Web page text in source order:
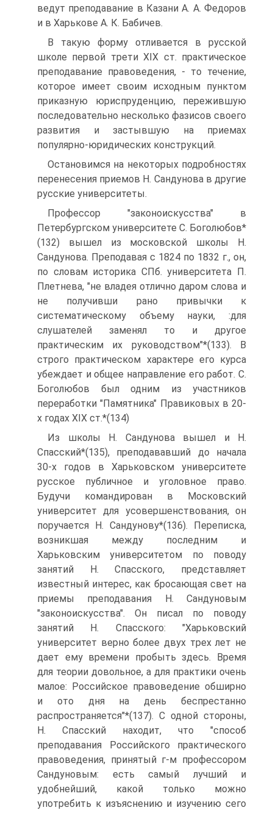
ведут преподавание в Казани А. А. Федоров
и в Харькове А. К. Бабичев.
В такую форму отливается в русской
школе первой трети XIX ст. практическое
преподавание правоведения, - то течение,
которое имеет своим исходным пунктом
приказную юриспруденцию, пережившую
последовательно несколько фазисов своего
развития и застывшую на приемах
популярно-юридических конструкций.
Остановимся на некоторых подробностях
перенесения приемов Н. Сандунова в другие
русские университеты.
Профессор "законоискусства" в
Петербургском университете С. Боголюбов*
(132) вышел из московской школы Н.
Сандунова. Преподавая с 1824 по 1832 г., он,
по словам историка СПб. университета П.
Плетнева, "не владея отлично даром слова и
не получивши рано привычки к
систематическому объему науки, :для
слушателей заменял то и другое
практическим их руководством"*(133). В
строго практическом характере его курса
убеждает и общее направление его работ. С.
Боголюбов был одним из участников
переработки "Памятника" Правиковых в 20-
х годах XIX ст.*(134)
Из школы Н. Сандунова вышел и Н.
Спасский*(135), преподававший до начала
30-х годов в Харьковском университете
русское публичное и уголовное право.
Будучи командирован в Московский
университет для усовершенствования, он
поручается Н. Сандунову*(136). Переписка,
возникшая между последним и
Харьковским университетом по поводу
занятий Н. Спасского, представляет
известный интерес, как бросающая свет на
приемы преподавания Н. Сандуновым
"законоискусства". Он писал по поводу
занятий Н. Спасского: "Харьковский
университет верно более двух трех лет не
дает ему времени пробыть здесь. Время
для теории довольное, а для практики очень
малое: Российское правоведение обширно
и ото дня на день беспрестанно
распространяется"*(137). С одной стороны,
Н. Спасский находит, что "способ
преподавания Российского практического
правоведения, принятый г-м профессором
Сандуновым: есть самый лучший и
удобнейший, какой только можно
употребить к изъяснению и изучению сего